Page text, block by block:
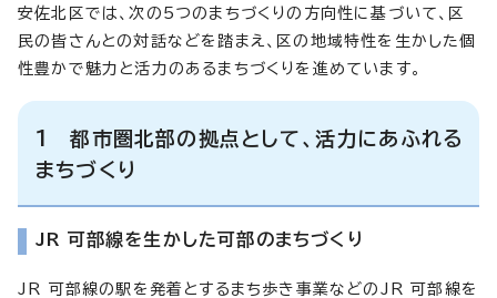
安佐北区では、次の5つのまちづくりの方向性に基づいて、区
民の皆さんとの対話などを踏まえ、区の地域特性を生かした個
性豊かで魅力と活力のあるまちづくりを進めています。
1 都市圏北部の拠点として、活力にあふれる
まちづくり
JR 可部線を生かした可部のまちづくり
JR 可部線の駅を発着とするまち歩き事業などのJR 可部線を